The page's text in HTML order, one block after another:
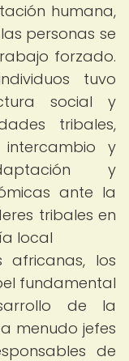
humana,
personas se
forzado.
tuvo
social y
tribales,
y
y
ante la
tribales en
local
africanas, los
fundamental
de la
menudo jefes
de